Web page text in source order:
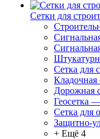
Сетки для
Сетка для
Кладочная
Дорожная
Геосетка —
Сетка для
Защитно-
+ Ещё 4